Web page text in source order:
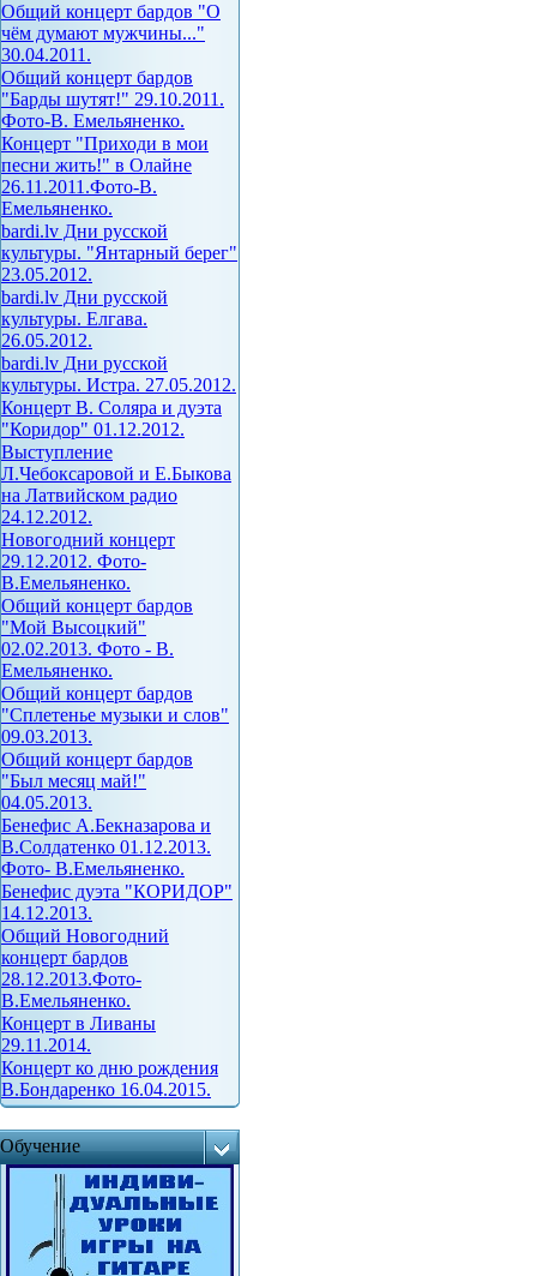
Общий концерт бардов "О
чём думают мужчины..."
30.04.2011.
Общий концерт бардов
"Барды шутят!" 29.10.2011.
Фото-В. Емельяненко.
Концерт "Приходи в мои
песни жить!" в Олайне
26.11.2011.Фото-В.
Емельяненко.
bardi.lv Дни русской
культуры. "Янтарный берег"
23.05.2012.
bardi.lv Дни русской
культуры. Елгава.
26.05.2012.
bardi.lv Дни русской
культуры. Истра. 27.05.2012.
Концерт В. Соляра и дуэта
"Коридор" 01.12.2012.
Выступление
Л.Чебоксаровой и Е.Быкова
на Латвийском радио
24.12.2012.
Новогодний концерт
29.12.2012. Фото-
В.Емельяненко.
Общий концерт бардов
"Мой Высоцкий"
02.02.2013. Фото - В.
Емельяненко.
Общий концерт бардов
"Сплетенье музыки и слов"
09.03.2013.
Общий концерт бардов
"Был месяц май!"
04.05.2013.
Бенефис А.Бекназарова и
В.Солдатенко 01.12.2013.
Фото- В.Емельяненко.
Бенефис дуэта "КОРИДОР"
14.12.2013.
Общий Новогодний
концерт бардов
28.12.2013.Фото-
В.Емельяненко.
Концерт в Ливаны
29.11.2014.
Концерт ко дню рождения
В.Бондаренко 16.04.2015.
Обучение